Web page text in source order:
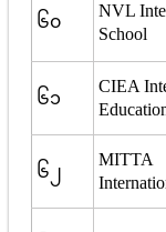
၆၀
NVL
School
၆၁
CIEA
၆၂
MITTA